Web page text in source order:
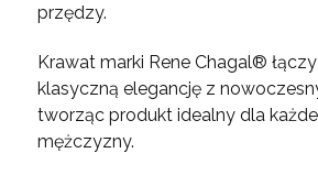
przędzy.
Krawat marki Rene Chagal®
klasyczną elegancję z
tworząc produkt idealny dla
mężczyzny.